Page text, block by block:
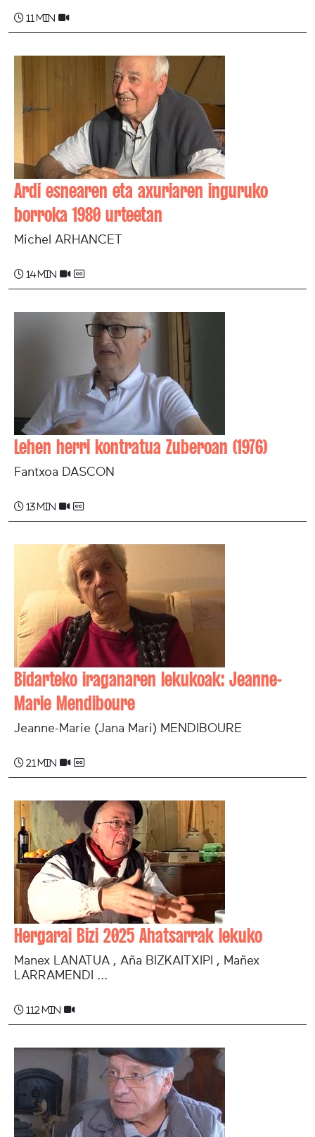
11 min
Ardi esnearen eta axuriaren inguruko
borroka 1980 urteetan
Michel ARHANCET
14 min
Lehen herri kontratua Zuberoan (1976)
Fantxoa DASCON
13 min
Bidarteko iraganaren lekukoak: Jeanne-
Marie Mendiboure
Jeanne-Marie (Jana Mari) MENDIBOURE
21 min
Hergarai Bizi 2025 Ahatsarrak lekuko
Manex LANATUA , Aña BIZKAITXIPI , Mañex
LARRAMENDI ...
112 min